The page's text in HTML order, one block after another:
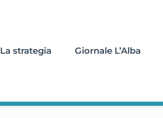
La strategia Giornale L’Alba